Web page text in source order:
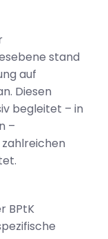
stand
auf
Diesen
begleitet – in
–
BPtK